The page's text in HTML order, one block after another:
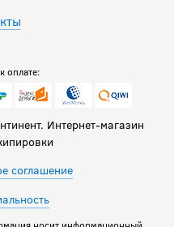
оплате:
Интернет-магазин
соглашение
носит информационный